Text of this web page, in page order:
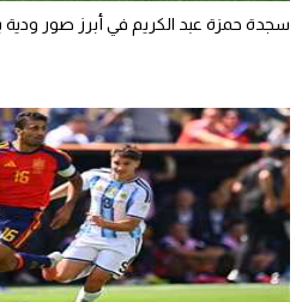
فيديو في الجول
سجدة حمزة عبد الكريم في أبرز صور ودية